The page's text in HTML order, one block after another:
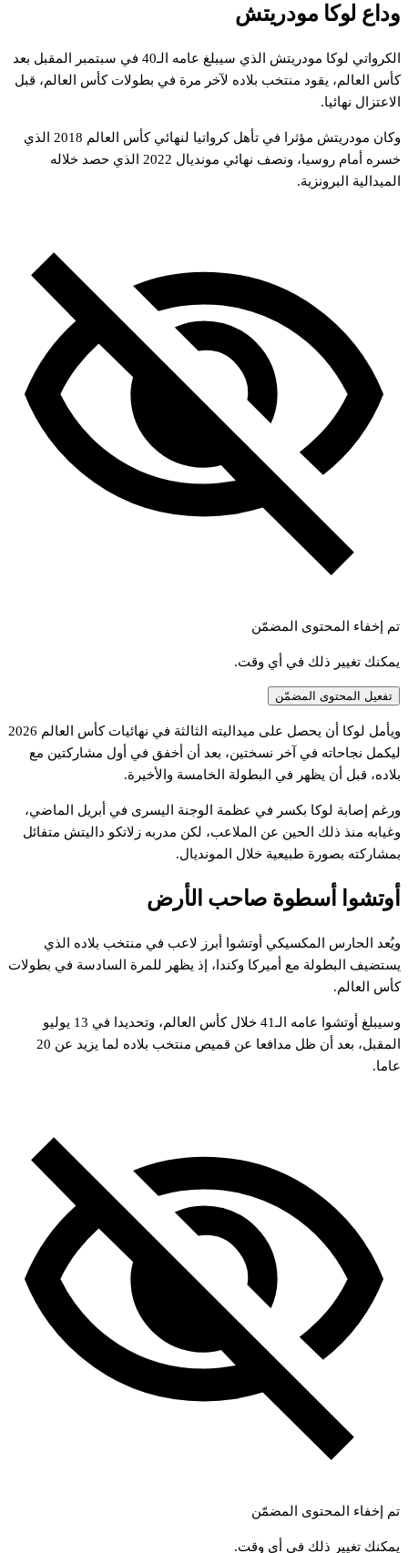
وداع لوكا مودريتش
الكرواتي لوكا مودريتش الذي سيبلغ عامه الـ40 في سبتمبر المقبل بعد
كأس العالم، يقود منتخب بلاده لآخر مرة في بطولات كأس العالم، قبل
الاعتزال نهائيا.
وكان مودريتش مؤثرا في تأهل كرواتيا لنهائي كأس العالم 2018 الذي
خسره أمام روسيا، ونصف نهائي مونديال 2022 الذي حصد خلاله
الميدالية البرونزية.
تم إخفاء المحتوى المضمّن
يمكنك تغيير ذلك في أي وقت.
تفعيل المحتوى المضمّن
ويأمل لوكا أن يحصل على ميداليته الثالثة في نهائيات كأس العالم 2026
ليكمل نجاحاته في آخر نسختين، بعد أن أخفق في أول مشاركتين مع
بلاده، قبل أن يظهر في البطولة الخامسة والأخيرة.
ورغم إصابة لوكا بكسر في عظمة الوجنة اليسرى في أبريل الماضي،
وغيابه منذ ذلك الحين عن الملاعب، لكن مدربه زلاتكو داليتش متفائل
بمشاركته بصورة طبيعية خلال المونديال.
أوتشوا أسطوة صاحب الأرض
ويُعد الحارس المكسيكي أوتشوا أبرز لاعب في منتخب بلاده الذي
يستضيف البطولة مع أميركا وكندا، إذ يظهر للمرة السادسة في بطولات
كأس العالم.
وسيبلغ أوتشوا عامه الـ41 خلال كأس العالم، وتحديدا في 13 يوليو
المقبل، بعد أن ظل مدافعا عن قميص منتخب بلاده لما يزيد عن 20
عاما.
تم إخفاء المحتوى المضمّن
يمكنك تغيير ذلك في أي وقت.